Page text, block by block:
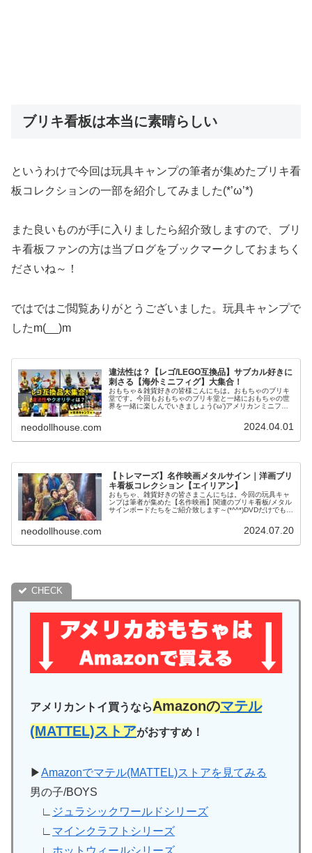
ブリキ看板は本当に素晴らしい
というわけで今回は玩具キャンプの筆者が集めたブリキ看
板コレクションの一部を紹介してみました(*’ω’*)
また良いものが手に入りましたら紹介致しますので、ブリ
キ看板ファンの方は当ブログをブックマークしておまちく
ださいね～！
ではではご閲覧ありがとうございました。玩具キャンプで
したm(__)m
違法性は？【レゴ/LEGO互換品】サブカル好きに
刺さる【海外ミニフィグ】大集合！
おもちゃ＆雑貨好きの皆様こんにちは。おもちゃのブリキ
堂です。今回もおもちゃのブリキ堂と一緒におもちゃの世
界を一緒に楽しんでいきましょう(‘ω’)アメリカンミニフィ
neodollhouse.com 2024.04.01
【トレマーズ】名作映画メタルサイン｜洋画ブリ
キ看板コレクション【エイリアン】
おもちゃ、雑貨好きの皆さまこんにちは。今回の玩具キャ
ンプは筆者が集めた【名作映画】関連のブリキ看板/メタル
サインボードたちをご紹介致します～(*^^*)DVDだけでも
neodollhouse.com 2024.07.20
アメリカントイ買うならAmazonのマテル
(MATTEL)ストアがおすすめ！
▶Amazonでマテル(MATTEL)ストアを見てみる
男の子/BOYS
∟
ジュラシックワールドシリーズ
∟ マインクラフトシリーズ